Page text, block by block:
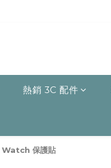
熱銷 3C 配件
保護貼